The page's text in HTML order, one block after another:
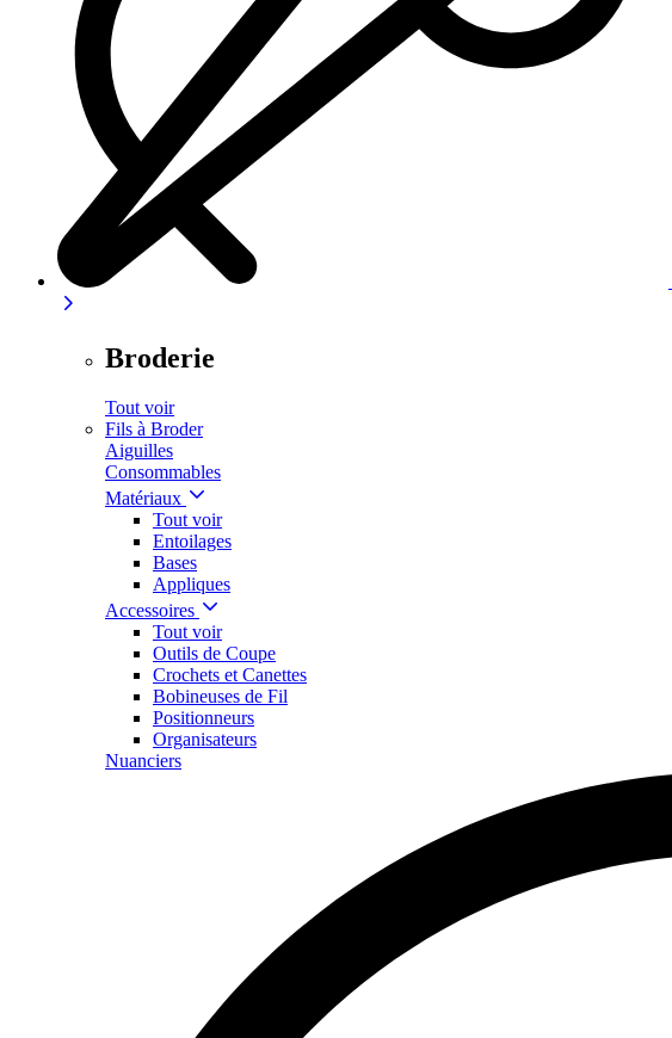
Broderie
Tout voir
Fils à Broder
Aiguilles
Consommables
Matériaux
Tout voir
Entoilages
Bases
Appliques
Accessoires
Tout voir
Outils de Coupe
Crochets et Canettes
Bobineuses de Fil
Positionneurs
Organisateurs
Nuanciers